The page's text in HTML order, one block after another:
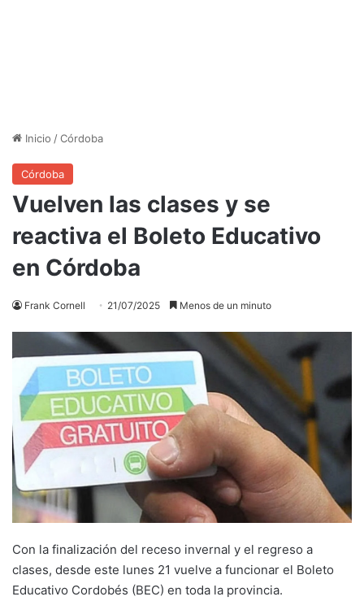
Inicio /Córdoba
Córdoba
Vuelven las clases y se
reactiva el Boleto Educativo
en Córdoba
Frank Cornell 21/07/2025 Menos de un minuto
Con la finalización del receso invernal y el regreso a
clases, desde este lunes 21 vuelve a funcionar el Boleto
Educativo Cordobés (BEC) en toda la provincia.